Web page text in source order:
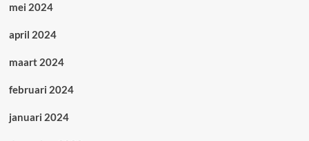
mei 2024
april 2024
maart 2024
februari 2024
januari 2024